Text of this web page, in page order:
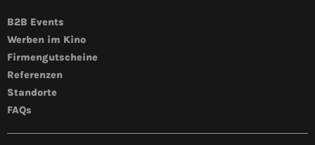
B2B Events
Werben im Kino
Firmengutscheine
Referenzen
Standorte
FAQs